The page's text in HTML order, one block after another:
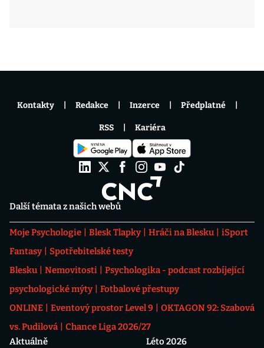
Další témata z našich webů
Moje Psychologie Blesk Tlapky Hráči na Blesku
iSport
Fantasy
Spotřebitelské testy
Blesku
Nemovitosti
Psychologika - podcast rozbíjející
psychologické mýty
Fotbalové přestupy
ONLINE
Eventový prostor Level 9
OKTAGON 92: Szabová
vs. Pudilová
Chance Liga 2026/27
Aktuálně
Léto 2026
Kontakty Redakce Inzerce Předplatné
RSS Kariéra